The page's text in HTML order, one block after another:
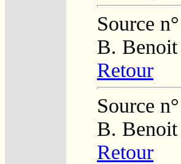
Source
B. Benoit
Retour
Source
B. Benoit
Retour